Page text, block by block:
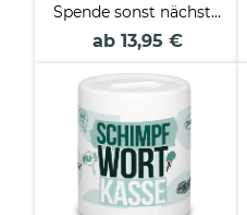
Spende sonst nächste
Runde
ab 13,95 €